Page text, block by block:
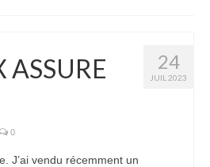
24
JUIL 2023
ASSURE
0
J’ai vendu récemment un